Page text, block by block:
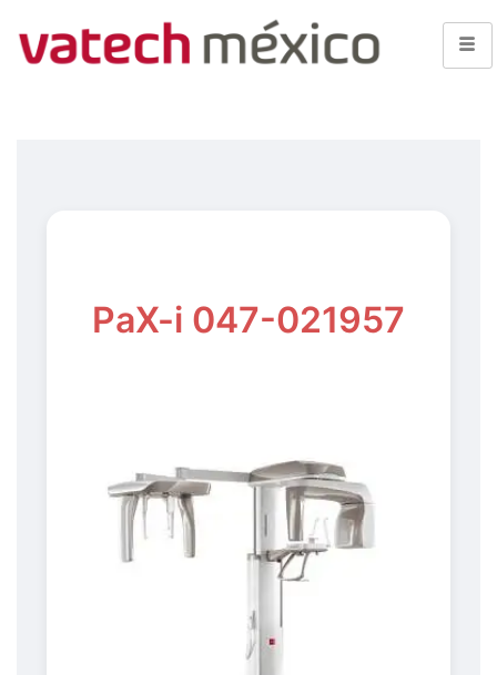
PaX-i 047-021957